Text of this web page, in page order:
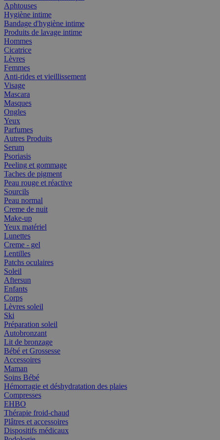
Aphtouses
Hygiène intime
Bandage d'hygiène intime
Produits de lavage intime
Hommes
Cicatrice
Lèvres
Femmes
Anti-rides et vieillissement
Visage
Mascara
Masques
Ongles
Yeux
Parfumes
Autres Produits
Serum
Psoriasis
Peeling et gommage
Taches de pigment
Peau rouge et réactive
Sourcils
Peau normal
Creme de nuit
Make-up
Yeux matériel
Lunettes
Creme - gel
Lentilles
Patchs oculaires
Soleil
Aftersun
Enfants
Corps
Lèvres soleil
Ski
Préparation soleil
Autobronzant
Lit de bronzage
Bébé et Grossesse
Accessoires
Maman
Soins Bébé
Hémorragie et déshydratation des plaies
Compresses
EHBO
Thérapie froid-chaud
Plâtres et accessoires
Dispositifs médicaux